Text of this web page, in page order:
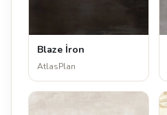
Blaze İron
AtlasPlan